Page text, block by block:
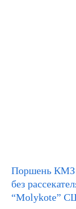
Поршень КМЗ
без
“Molykote”